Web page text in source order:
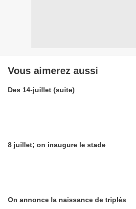
Vous aimerez aussi
Des 14-juillet (suite)
8 juillet; on inaugure le stade
On annonce la naissance de triplés